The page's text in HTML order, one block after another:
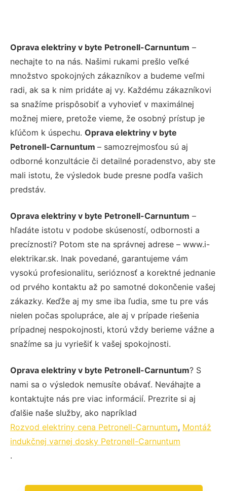
Oprava elektriny v byte Petronell-Carnuntum –
nechajte to na nás. Našimi rukami prešlo veľké
množstvo spokojných zákazníkov a budeme veľmi
radi, ak sa k nim pridáte aj vy. Každému zákazníkovi
sa snažíme prispôsobiť a vyhovieť v maximálnej
možnej miere, pretože vieme, že osobný prístup je
kľúčom k úspechu. Oprava elektriny v byte
Petronell-Carnuntum – samozrejmosťou sú aj
odborné konzultácie či detailné poradenstvo, aby ste
mali istotu, že výsledok bude presne podľa vašich
predstáv.
Oprava elektriny v byte Petronell-Carnuntum –
hľadáte istotu v podobe skúseností, odbornosti a
precíznosti? Potom ste na správnej adrese – www.i-
elektrikar.sk. Inak povedané, garantujeme vám
vysokú profesionalitu, serióznosť a korektné jednanie
od prvého kontaktu až po samotné dokončenie vašej
zákazky. Keďže aj my sme iba ľudia, sme tu pre vás
nielen počas spolupráce, ale aj v prípade riešenia
prípadnej nespokojnosti, ktorú vždy berieme vážne a
snažíme sa ju vyriešiť k vašej spokojnosti.
Oprava elektriny v byte Petronell-Carnuntum? S
nami sa o výsledok nemusíte obávať. Neváhajte a
kontaktujte nás pre viac informácií. Prezrite si aj
ďalšie naše služby, ako napríklad
Rozvod elektriny cena Petronell-Carnuntum, Montáž
indukčnej varnej dosky Petronell-Carnuntum
.